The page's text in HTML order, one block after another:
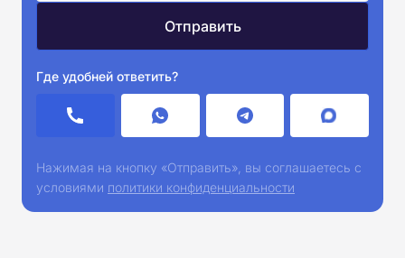
Где удобней ответить?
Нажимая на кнопку «Отправить», вы соглашаетесь с
условиями политики конфиденциальности